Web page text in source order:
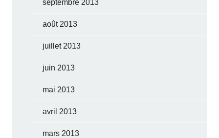
septembre 2013
août 2013
juillet 2013
juin 2013
mai 2013
avril 2013
mars 2013